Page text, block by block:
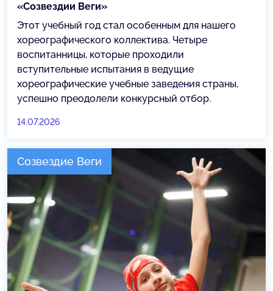
«Созвездии Веги»
Этот учебный год стал особенным для нашего
хореографического коллектива. Четыре
воспитанницы, которые проходили
вступительные испытания в ведущие
хореографические учебные заведения страны,
успешно преодолели конкурсный отбор.
14.07.2026
Созвездие Веги